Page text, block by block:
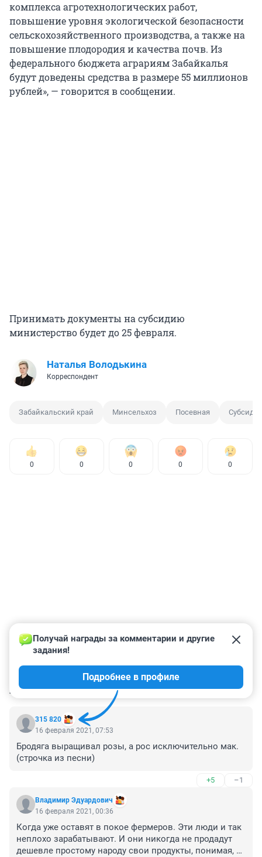
комплекса агротехнологических работ,
повышение уровня экологической безопасности
сельскохозяйственного производства, а также на
повышение плодородия и качества почв. Из
федерального бюджета аграриям Забайкалья
будут доведены средства в размере 55 миллионов
рублей», — говорится в сообщении.
Принимать документы на субсидию
министерство будет до 25 февраля.
Наталья Володькина
Корреспондент
Забайкальский край Минсельхоз Посевная
0 0 0 0 0
КОММЕНТАРИИ 9
315 820
Получай награды за комментарии и другие
задания!
Подробнее в профиле
16 февраля 2021, 07:53
Бродяга выращивал розы, а рос исключительно мак.
(строчка из песни)
+5 –1
Владимир Эдуардович
16 февраля 2021, 00:36
Когда уже оставят в покое фермеров. Эти люди и так
неплохо зарабатывают. И они никогда не продадут
дешевле простому народу свои продукты, понимая,